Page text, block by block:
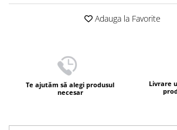
Adauga la Favorite
Te ajutăm să alegi produsul
necesar
Livrare